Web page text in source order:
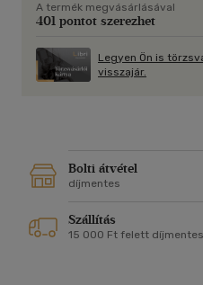
A termék megvásárlásával
401 pontot szerezhet
Legyen Ön is
visszajár.
Bolti átvétel
díjmentes
Szállítás
15 000 Ft felett díjmentes